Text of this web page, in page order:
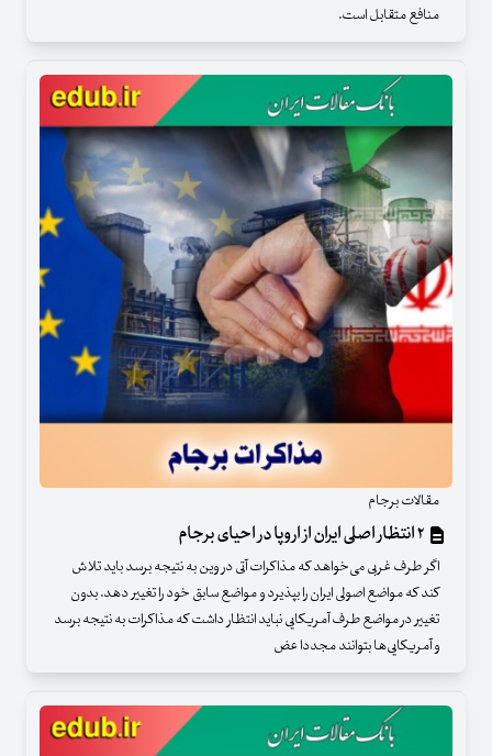
منافع متقابل است.
مقالات برجام
اگر طرف غربی می‌خواهد که مذاکرات آتی در وین به نتیجه برسد باید تلاش
کند که مواضع اصولی ایران را بپذیرد و مواضع سابق خود را تغییر دهد. بدون
تغییر در مواضع طرف آمریکایی نباید انتظار داشت که مذاکرات به نتیجه برسد
و آمریکایی‌ها بتوانند مجددا عض